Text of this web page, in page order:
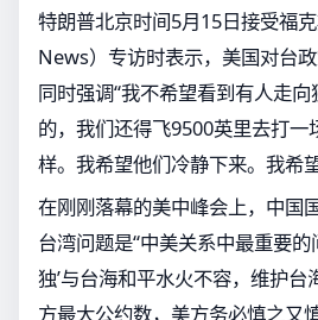
特朗普北京时间5月15日接受福
News）专访时表示，美国对台
同时强调“我不希望看到有人走
的，我们还得飞9500英里去打一
样。我希望他们冷静下来。我希
在刚刚落幕的美中峰会上，中国
台湾问题是“中美关系中最重要的
独’与台海和平水火不容，维护台
方最大公约数，美方务必慎之又